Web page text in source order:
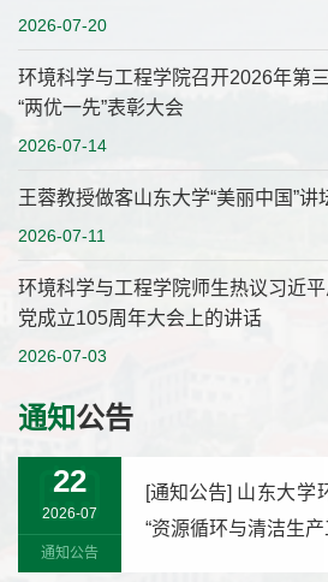
2026-07-20
环境科学与工程学院召开2026年第
“两优一先”表彰大会
2026-07-14
王蓉教授做客山东大学“美丽中国”讲
2026-07-11
环境科学与工程学院师生热议习近
党成立105周年大会上的讲话
2026-07-03
通知公告
22
2026-07
通知公告
[通知公告] 山东大学
“资源循环与清洁生